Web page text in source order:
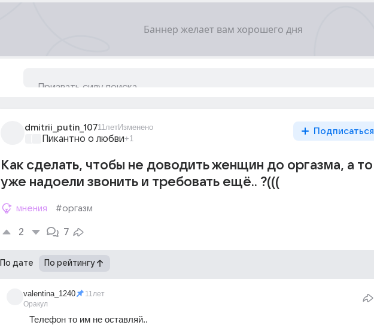
dmitrii_putin_10711летИзменено
Пикантно о любви+1
Подписаться
Как сделать, чтобы не доводить женщин до оргазма, а то
уже надоели звонить и требовать ещё.. ?(((
мнения #оргазм
2 7
По дате По рейтингу
valentina_1240
Оракул
11лет
Телефон то им не оставляй..